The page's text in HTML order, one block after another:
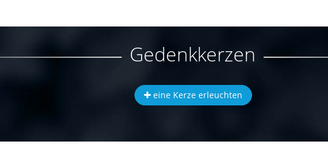
Gedenkkerzen
eine Kerze erleuchten